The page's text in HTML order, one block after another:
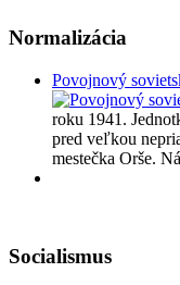
Normalizácia
Povojnový
roku 1941.
pred veľkou
mestečka Orše.
Socialismus